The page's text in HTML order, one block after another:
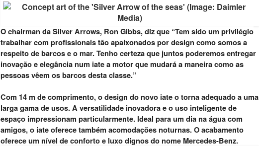
O chairman da Silver Arrows, Ron Gibbs, diz que “Tem sido um privilégio
trabalhar com profissionais tão apaixonados por design como somos a
respeito de barcos e o mar. Tenho certeza que juntos poderemos entregar
inovação e elegância num iate a motor que mudará a maneira como as
pessoas vêem os barcos desta classe.”
Com 14 m de comprimento, o design do novo iate o torna adequado a uma
larga gama de usos. A versatilidade inovadora e o uso inteligente de
espaço impressionam particularmente. Ideal para um dia na água com
amigos, o iate oferece também acomodações noturnas. O acabamento
oferece um nível de conforto e luxo dignos do nome Mercedes-Benz.